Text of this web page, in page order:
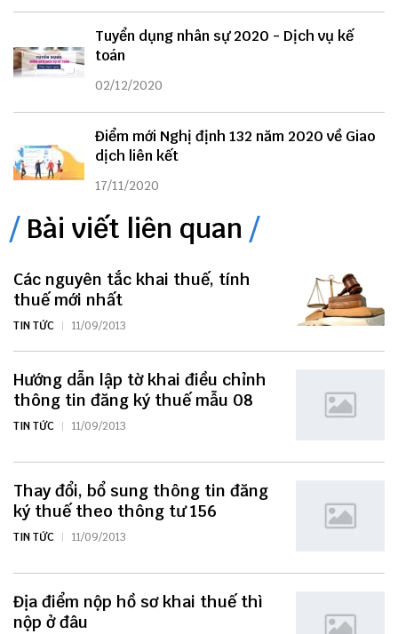
Tuyển dụng nhân sự 2020 - Dịch vụ kế
toán
02/12/2020
Điểm mới Nghị định 132 năm 2020 về Giao
dịch liên kết
17/11/2020
Bài viết liên quan
Các nguyên tắc khai thuế, tính
thuế mới nhất
TIN TỨC 11/09/2013
Hướng dẫn lập tờ khai điều chỉnh
thông tin đăng ký thuế mẫu 08
TIN TỨC 11/09/2013
Thay đổi, bổ sung thông tin đăng
ký thuế theo thông tư 156
TIN TỨC 11/09/2013
Địa điểm nộp hồ sơ khai thuế thì
nộp ở đâu